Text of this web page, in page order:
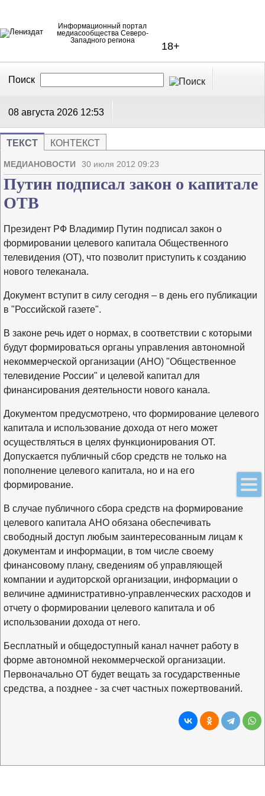
Информационный портал
медиасообщества Северо-
Западного региона
18+
Поиск
08 августа 2026 12:53
ТЕКСТ КОНТЕКСТ
МЕДИАНОВОСТИ 30 июля 2012 09:23
Путин подписал закон о капитале
ОТВ
Президент РФ Владимир Путин подписал закон о
формировании целевого капитала Общественного
телевидения (ОТ), что позволит приступить к созданию
нового телеканала.
Документ вступит в силу сегодня – в день его публикации
в "Российской газете".
В законе речь идет о нормах, в соответствии с которыми
будут формироваться органы управления автономной
некоммерческой организации (АНО) "Общественное
телевидение России" и целевой капитал для
финансирования деятельности нового канала.
Документом предусмотрено, что формирование целевого
капитала и использование дохода от него может
осуществляться в целях функционирования ОТ.
Допускается публичный сбор средств не только на
пополнение целевого капитала, но и на его
формирование.
В случае публичного сбора средств на формирование
целевого капитала АНО обязана обеспечивать
свободный доступ любым заинтересованным лицам к
документам и информации, в том числе своему
финансовому плану, сведениям об управляющей
компании и аудиторской организации, информации о
величине административно-управленческих расходов и
отчету о формировании целевого капитала и об
использовании дохода от него.
Бесплатный и общедоступный канал начнет работу в
форме автономной некоммерческой организации.
Первоначально ОТ будет вещать за государственные
средства, а позднее - за счет частных пожертвований.